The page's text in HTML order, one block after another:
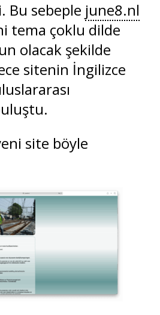
Bu sebeple june8.nl
tema çoklu dilde
olacak şekilde
sitenin İngilizce
site böyle